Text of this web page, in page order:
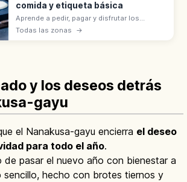
comida y etiqueta básica
Aprende a pedir, pagar y disfrutar los
puestos de comida en los matsuri de
Todas las zonas →
y los deseos detrás
gayu
el Nanakusa-gayu encierra el deseo
para todo el año.
de pasar el nuevo año con bienestar a
sencillo, hecho con brotes tiernos y